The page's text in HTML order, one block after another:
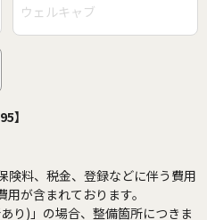
ウェルキャブ
】
険料、税金、登録などに伴う費用
が含まれております。
り)」の場合、整備箇所につきま